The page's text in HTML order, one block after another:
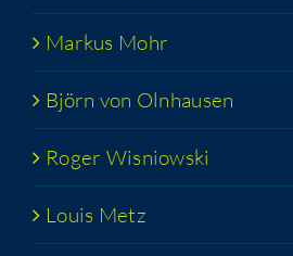
Mar­kus Mohr
Björn von Olnhausen
Roger Wis­niow­ski
Lou­is Metz